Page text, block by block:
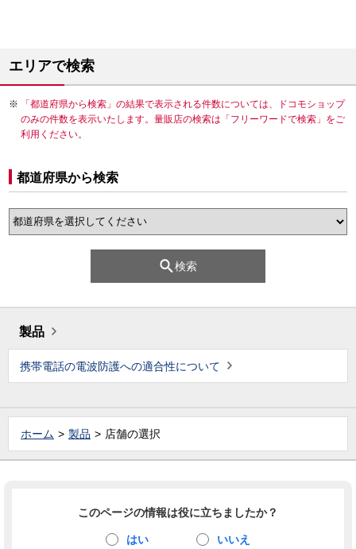
エリアで検索
「都道府県から検索」の結果で表示される件数については、ドコモショップ
のみの件数を表示いたします。量販店の検索は「フリーワードで検索」をご
利用ください。
都道府県から検索
検索
製品
携帯電話の電波防護への適合性について
ホーム 製品 店舗の選択
このページの情報は役に立ちましたか？
はい いいえ